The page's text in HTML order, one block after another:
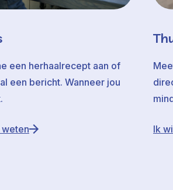
een herhaalrecept aan of
een bericht. Wanneer jou
Ik